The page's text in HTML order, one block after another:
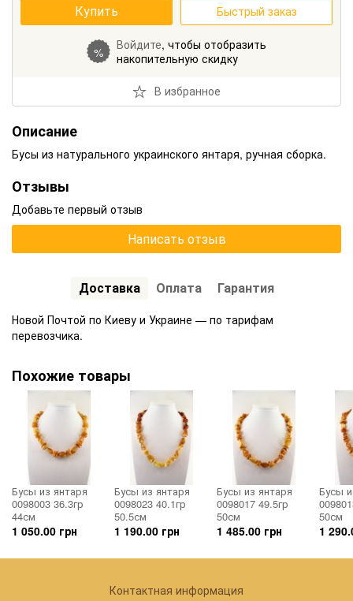
Купить Быстрый заказ
% Войдите, чтобы отобразить
накопительную скидку
В избранное
Описание
Бусы из натурального украинского янтаря, ручная сборка.
Отзывы
Добавьте первый отзыв
Написать отзыв
Доставка Оплата Гарантия
Новой Почтой по Киеву и Украине — по тарифам
перевозчика.
Похожие товары
Бусы из янтаря
0098003 36.3гр
44см
1 050.00 грн
Бусы из янтаря
0098023 40.1гр
50.5см
1 190.00 грн
Бусы из янтаря
0098017 49.5гр
50см
1 485.00 грн
Бусы
50см
1
Контактная информация